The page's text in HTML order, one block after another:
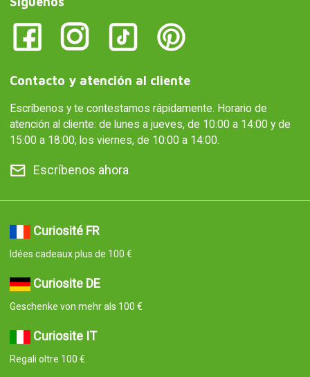
Contacto y atención al cliente
Escríbenos y te contestamos rápidamente. Horario de
atención al cliente: de lunes a jueves, de 10:00 a 14:00 y de
15:00 a 18:00; los viernes, de 10:00 a 14:00.
Escríbenos ahora
Curiosité FR
Idées cadeaux plus de 100 €
Curiosite DE
Geschenke von mehr als 100 €
Curiosite IT
Regali oltre 100 €